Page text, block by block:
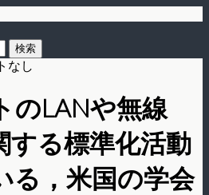
なし
のLANや無線
する標準化活動
る，米国の学会